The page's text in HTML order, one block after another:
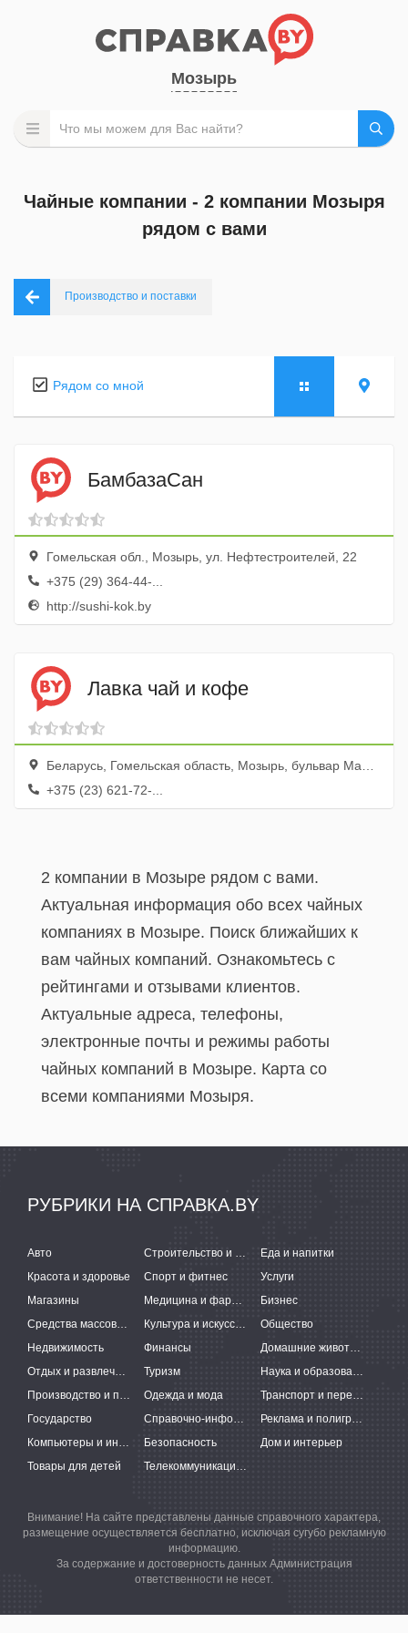
Мозырь
Чайные компании - 2 компании Мозыря
рядом с вами
Производство и поставки
Рядом со мной
БамбазаСан
Гомельская обл., Мозырь, ул. Нефтестроителей, 22
+375 (29) 364-44-...
http://sushi-kok.by
Лавка чай и кофе
Беларусь, Гомельская область, Мозырь, бульвар Малинина, 1А, рынок Словянский
+375 (23) 621-72-...
2 компании в Мозыре рядом с вами.
Актуальная информация обо всех чайных
компаниях в Мозыре. Поиск ближайших к
вам чайных компаний. Ознакомьтесь с
рейтингами и отзывами клиентов.
Актуальные адреса, телефоны,
электронные почты и режимы работы
чайных компаний в Мозыре. Карта со
всеми компаниями Мозыря.
РУБРИКИ НА СПРАВКА.BY
Авто Строительство и ремонт
Еда и напитки
Красота и здоровье
Спорт и фитнес
Услуги
Магазины
Медицина и фармацевтика
Бизнес
Средства массовой информации
Культура и искусство
Общество
Недвижимость
Финансы
Домашние животные
Отдых и развлечения
Туризм
Наука и образование
Производство и поставки
Одежда и мода
Транспорт и перевозки
Государство
Справочно-информационные системы
Реклама и полиграфия
Компьютеры и интернет
Безопасность
Дом и интерьер
Товары для детей
Телекоммуникации и связь
Внимание! На сайте представлены данные справочного характера,
размещение осуществляется бесплатно, исключая сугубо рекламную
информацию.
За содержание и достоверность данных Администрация
ответственности не несет.